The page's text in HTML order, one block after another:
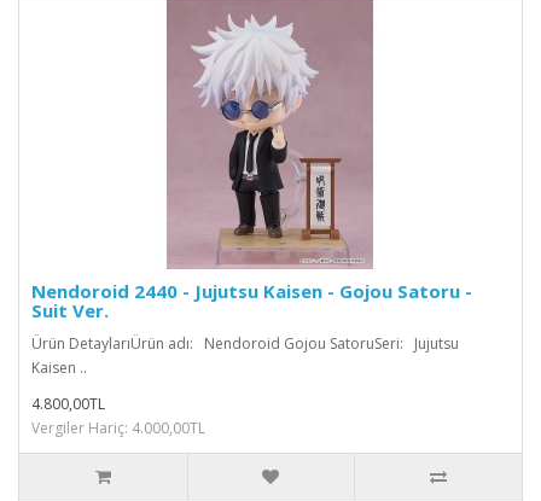
Nendoroid 2440 - Jujutsu Kaisen - Gojou Satoru -
Suit Ver.
Ürün DetaylarıÜrün adı: Nendoroid Gojou SatoruSeri: Jujutsu
Kaisen ..
4.800,00TL
Vergiler Hariç: 4.000,00TL